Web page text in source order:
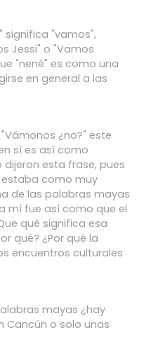
significa "vamos",
Jessi" o "Vamos
"nené" es como una
en general a las
"Vámonos ¿no?" este
sí es así como
dijeron esta frase, pues
estaba como muy
de las palabras mayas
mí fue así como que el
qué significa esa
qué? ¿Por qué la
encuentros culturales
mayas ¿hay
Cancún o solo unas